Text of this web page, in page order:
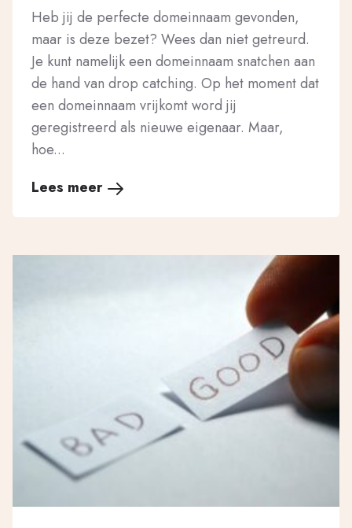
Heb jij de perfecte domeinnaam gevonden,
maar is deze bezet? Wees dan niet getreurd.
Je kunt namelijk een domeinnaam snatchen aan
de hand van drop catching. Op het moment dat
een domeinnaam vrijkomt word jij
geregistreerd als nieuwe eigenaar. Maar,
hoe...
Lees meer